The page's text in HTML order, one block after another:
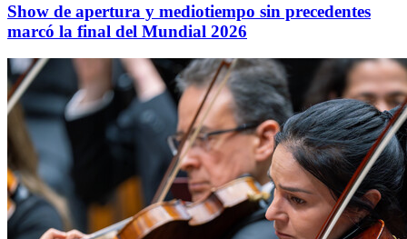
Show de apertura y mediotiempo sin precedentes
marcó la final del Mundial 2026